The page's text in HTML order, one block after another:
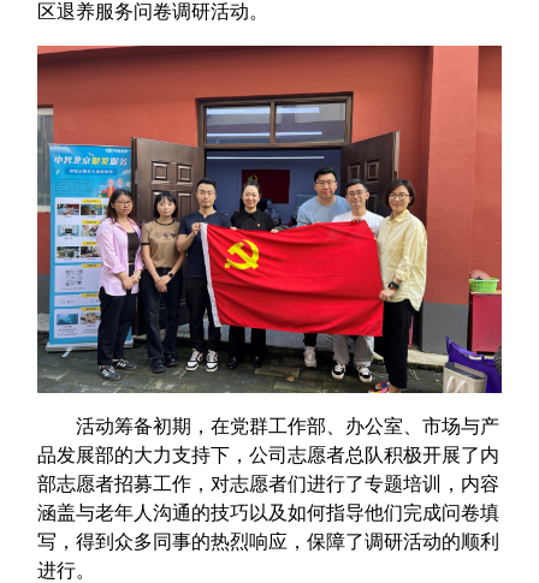
区退养服务问卷调研活动。
活动筹备初期，在党群工作部、办公室、市场与产
品发展部的大力支持下，公司志愿者总队积极开展了内
部志愿者招募工作，对志愿者们进行了专题培训，内容
涵盖与老年人沟通的技巧以及如何指导他们完成问卷填
写，得到众多同事的热烈响应，保障了调研活动的顺利
进行。